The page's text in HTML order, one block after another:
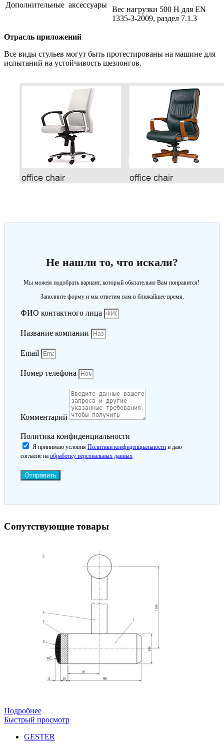
Дополнительные аксессуары
Вес нагрузки 500 Н для EN
1335-3-2009, раздел 7.1.3
Отрасль приложений
Все виды стульев могут быть протестированы на машине для
испытаний на устойчивость шезлонгов.
Не нашли то, что искали?
Мы можем подобрать вариант, который обязательно Вам понравится!
Заполните форму и мы ответим вам в ближайшее время.
ФИО контактного лица
Название компании
Email
Номер телефона
Комментарий
Политика конфиденциальности
Я принимаю условия Политики конфиденциальности и даю
согласие на обработку персональных данных
Отправить
Сопутствующие товары
Подробнее
Быстрый просмотр
GESTER